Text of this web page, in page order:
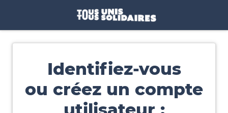
Identifiez-vous
ou créez un compte